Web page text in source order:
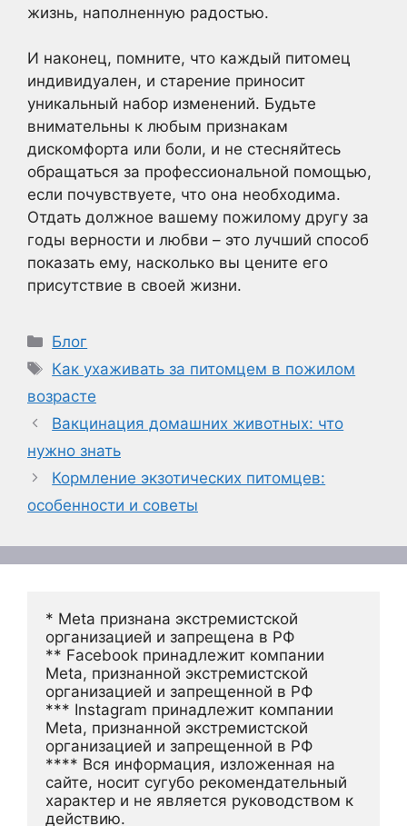
жизнь, наполненную радостью.
И наконец, помните, что каждый питомец
индивидуален, и старение приносит
уникальный набор изменений. Будьте
внимательны к любым признакам
дискомфорта или боли, и не стесняйтесь
обращаться за профессиональной помощью,
если почувствуете, что она необходима.
Отдать должное вашему пожилому другу за
годы верности и любви – это лучший способ
показать ему, насколько вы цените его
присутствие в своей жизни.
Рубрики
Блог
Метки
Как ухаживать за питомцем в пожилом
возрасте
Вакцинация домашних животных: что
нужно знать
Кормление экзотических питомцев:
особенности и советы
* Meta признана экстремистской
организацией и запрещена в РФ
** Facebook принадлежит компании
Meta, признанной экстремистской
организацией и запрещенной в РФ
*** Instagram принадлежит компании
Meta, признанной экстремистской
организацией и запрещенной в РФ
**** Вся информация, изложенная на
сайте, носит сугубо рекомендательный
характер и не является руководством к
действию.